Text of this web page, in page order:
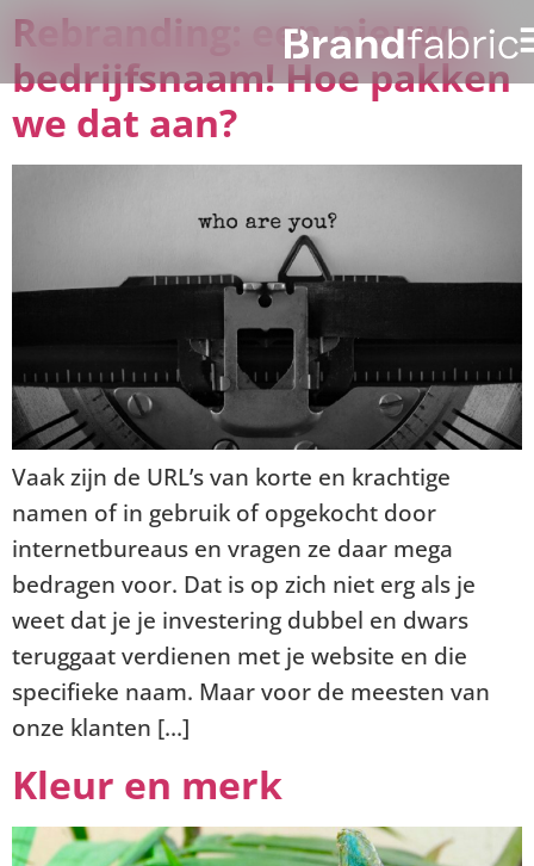
Rebranding: een nieuwe
bedrijfsnaam! Hoe pakken
we dat aan?
Vaak zijn de URL’s van korte en krachtige
namen of in gebruik of opgekocht door
internetbureaus en vragen ze daar mega
bedragen voor. Dat is op zich niet erg als je
weet dat je je investering dubbel en dwars
teruggaat verdienen met je website en die
specifieke naam. Maar voor de meesten van
onze klanten […]
Kleur en merk